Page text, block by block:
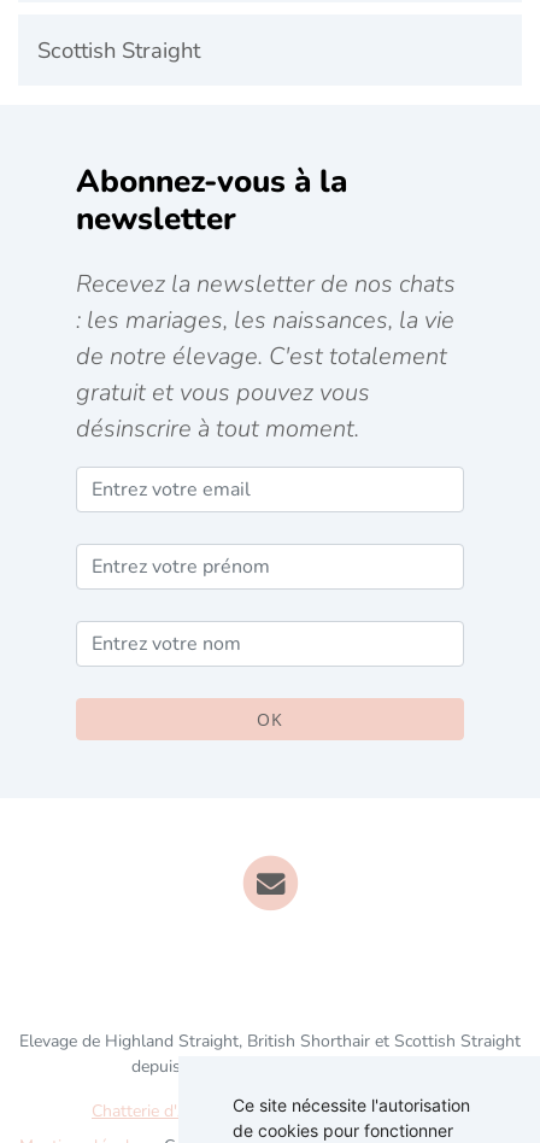
Scottish Straight
Abonnez-vous à la
newsletter
Recevez la newsletter de nos chats
: les mariages, les naissances, la vie
de notre élevage. C'est totalement
gratuit et vous pouvez vous
désinscrire à tout moment.
OK
Elevage de Highland Straight, British Shorthair et Scottish Straight
depuis 2021 situé en Seine-et-Marne
Chatterie d'Analys'dyansurchat-et-chaton.com
Ce site nécessite l'autorisation
de cookies pour fonctionner